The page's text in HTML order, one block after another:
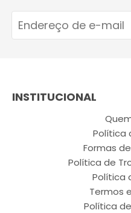
INSTITUCIONAL
Política
Formas
Política de
Política
Termos
Política